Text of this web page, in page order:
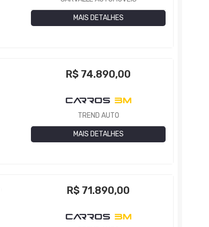
MAIS DETALHES
R$ 74.890,00
TREND AUTO
MAIS DETALHES
R$ 71.890,00